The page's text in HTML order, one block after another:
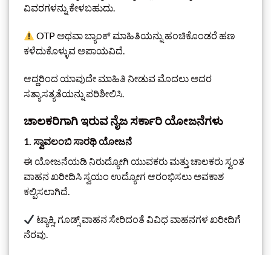
ವಿವರಗಳನ್ನು ಕೇಳಬಹುದು.
OTP ಅಥವಾ ಬ್ಯಾಂಕ್ ಮಾಹಿತಿಯನ್ನು ಹಂಚಿಕೊಂಡರೆ ಹಣ
ಕಳೆದುಕೊಳ್ಳುವ ಅಪಾಯವಿದೆ.
ಆದ್ದರಿಂದ ಯಾವುದೇ ಮಾಹಿತಿ ನೀಡುವ ಮೊದಲು ಅದರ
ಸತ್ಯಾಸತ್ಯತೆಯನ್ನು ಪರಿಶೀಲಿಸಿ.
ಚಾಲಕರಿಗಾಗಿ ಇರುವ ನೈಜ ಸರ್ಕಾರಿ ಯೋಜನೆಗಳು
1. ಸ್ವಾವಲಂಬಿ ಸಾರಥಿ ಯೋಜನೆ
ಈ ಯೋಜನೆಯಡಿ ನಿರುದ್ಯೋಗಿ ಯುವಕರು ಮತ್ತು ಚಾಲಕರು ಸ್ವಂತ
ವಾಹನ ಖರೀದಿಸಿ ಸ್ವಯಂ ಉದ್ಯೋಗ ಆರಂಭಿಸಲು ಅವಕಾಶ
ಕಲ್ಪಿಸಲಾಗಿದೆ.
ಟ್ಯಾಕ್ಸಿ, ಗೂಡ್ಸ್ ವಾಹನ ಸೇರಿದಂತೆ ವಿವಿಧ ವಾಹನಗಳ ಖರೀದಿಗೆ
ನೆರವು.